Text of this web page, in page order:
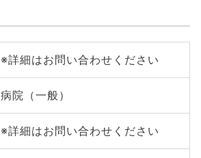
※詳細はお問い合わせください
病院（一般）
※詳細はお問い合わせください